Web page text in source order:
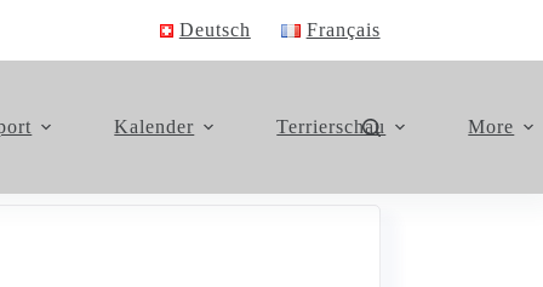
Deutsch Français
Kalender Terrierschau More